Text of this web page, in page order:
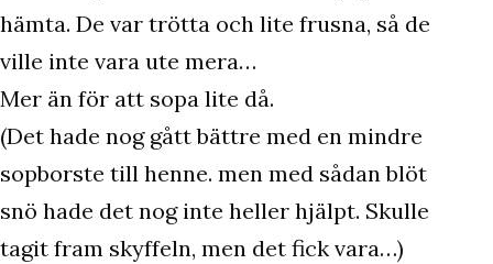
hämta. De var trötta och lite frusna, så de
ville inte vara ute mera…
Mer än för att sopa lite då.
(Det hade nog gått bättre med en mindre
sopborste till henne. men med sådan blöt
snö hade det nog inte heller hjälpt. Skulle
tagit fram skyffeln, men det fick vara…)